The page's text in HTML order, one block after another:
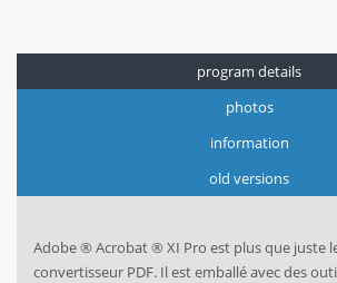
program details
photos
information
old versions
Adobe ® Acrobat ® XI Pro est plus que juste
convertisseur PDF. Il est emballé avec des